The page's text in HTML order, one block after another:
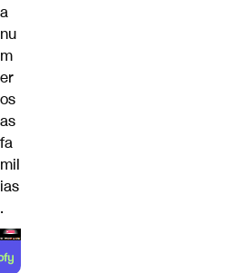
a
nu
m
er
os
as
fa
mil
ias
.